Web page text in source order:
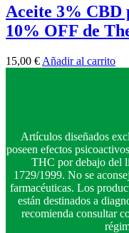
Aceite 3% CBD
10% OFF de
15,00 € Añadir al carrito
Artículos diseñados
poseen efectos
THC por debajo del
1729/1999. No se
farmacéuticas. Los
están destinados a
recomienda consultar